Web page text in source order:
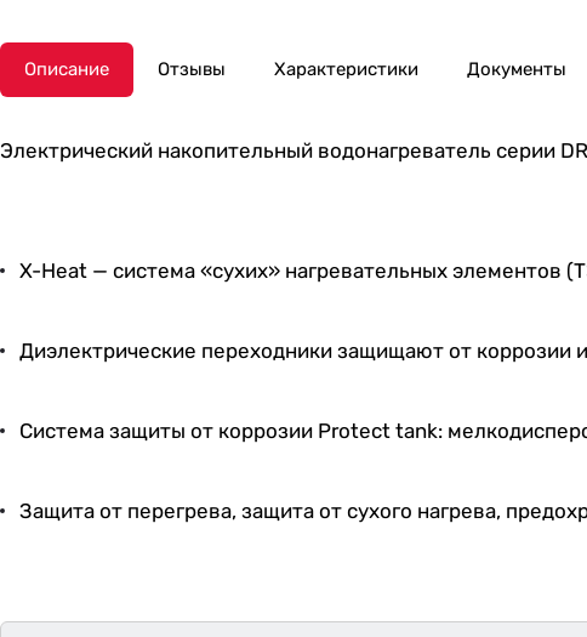
Описание Отзывы Характеристики Документы
Электрический накопительный водонагреватель серии
X-Heat — система «сухих» нагревательных элементов
Диэлектрические переходники защищают от коррозии и
Система защиты от коррозии Protect tank:
Защита от перегрева, защита от сухого нагрева,